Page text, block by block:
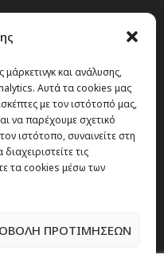
και ανάλυσης,
Αυτά τα cookies μας
με τον ιστότοπό μας,
να παρέχουμε σχετικό
ιστότοπο, συναινείτε στη
τις
τα cookies μέσω των
ΠΡΟΤΙΜΗΣΕΩΝ